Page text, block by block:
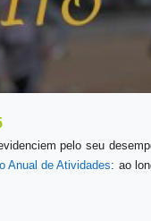
pelo seu
Anual de Atividades: ao